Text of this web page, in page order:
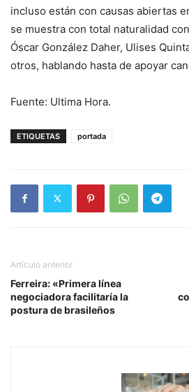
incluso están con causas abiertas
se muestra con total naturalidad
Óscar González Daher, Ulises
otros, hablando hasta de apoyar
Fuente: Ultima Hora.
ETIQUETAS portada
Artículo anterior
Ferreira: «Primera línea
negociadora facilitaría la
postura de brasileños